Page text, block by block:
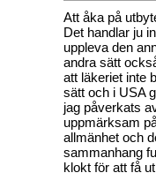
Att åka på
Det handlar ju
uppleva den
andra sätt
att läkeriet inte
sätt och i USA
jag påverkats
uppmärksam
allmänhet och
sammanhang
klokt för att få